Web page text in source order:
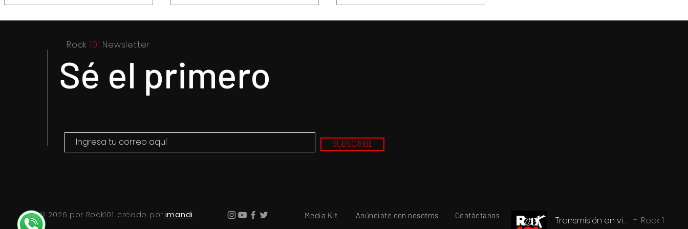
Histórico con apoyo de
Botón de Pánico y
sus conductores
Alfeñique más grande de
la historia de Toluca
Transmisión en vivo Rock 101
Rock 101 Newsletter
Sé el primero
SUBSCRIBE
© 2026 por Rock101. creado por imandi Media Kit Anúnciate con nosotros Contáctanos